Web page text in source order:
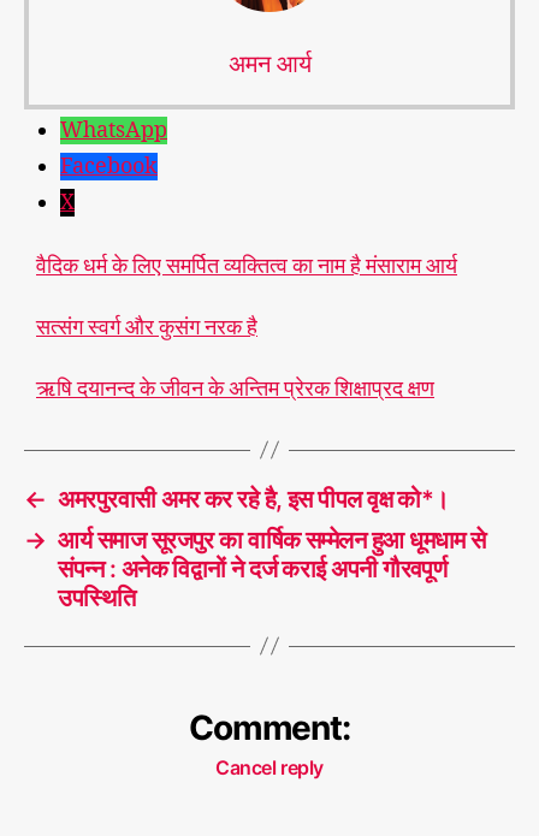
अमन आर्य
WhatsApp
Facebook
X
वैदिक धर्म के लिए समर्पित व्यक्तित्व का नाम है मंसाराम आर्य
सत्संग स्वर्ग और कुसंग नरक है
ऋषि दयानन्द के जीवन के अन्तिम प्रेरक शिक्षाप्रद क्षण
← अमरपुरवासी अमर कर रहे है, इस पीपल वृक्ष को*।
→ आर्य समाज सूरजपुर का वार्षिक सम्मेलन हुआ धूमधाम से
संपन्न : अनेक विद्वानों ने दर्ज कराई अपनी गौरवपूर्ण
उपस्थिति
Comment:
Cancel reply